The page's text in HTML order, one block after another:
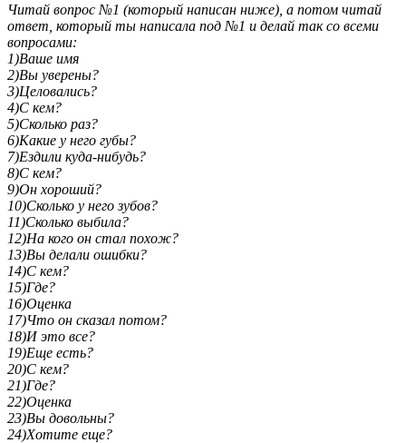
Читай вопрос №1 (который написан ниже), а потом читай
ответ, который ты написала под №1 и делай так со всеми
вопросами:
1)Ваше имя
2)Вы уверены?
3)Целовались?
4)С кем?
5)Сколько раз?
6)Какие у него губы?
7)Ездили куда-нибудь?
8)С кем?
9)Он хороший?
10)Сколько у него зубов?
11)Сколько выбила?
12)На кого он стал похож?
13)Вы делали ошибки?
14)С кем?
15)Где?
16)Оценка
17)Что он сказал потом?
18)И это все?
19)Еще есть?
20)С кем?
21)Где?
22)Оценка
23)Вы довольны?
24)Хотите еще?